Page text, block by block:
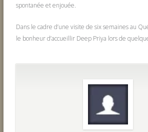
spontanée et enjouée.
Dans le cadre d’une visite de six semaines au
le bonheur d’accueillir Deep Priya lors de